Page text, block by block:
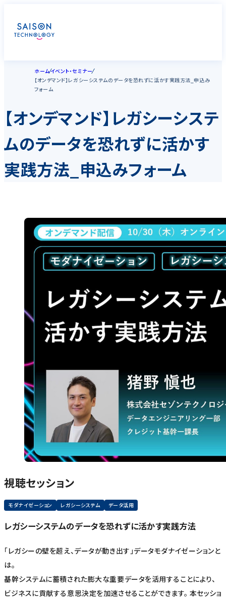
ホームイベント・セミナー
【オンデマンド】レガシーシステムのデータを恐れずに活かす実践方法_申込み
フォーム
【オンデマンド】レガシーシステ
ムのデータを恐れずに活かす
実践方法_申込みフォーム
視聴セッション
モダナイゼーション レガシーシステム データ活用
レガシーシステムのデータを恐れずに活かす実践方法
「レガシーの壁を超え、データが動き出す」データモダナイゼーションと
は。
基幹システムに蓄積された膨大な重要データを活用することにより、
ビジネスに貢献する意思決定を加速させることができます。 本セッショ